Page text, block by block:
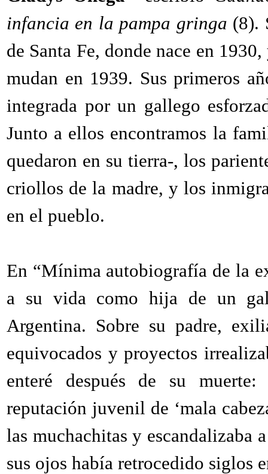
infancia en la pampa gringa (8).
de Santa Fe, donde nace en
mudan en 1939. Sus primeros
integrada por un gallego
Junto a ellos encontramos la
quedaron en su tierra-, los
criollos de la madre, y los
en el pueblo.
En “Mínima autobiografía de la
a su vida como hija de un
Argentina. Sobre su padre,
equivocados y proyectos
enteré después de su
reputación juvenil de ‘mala
las muchachitas y escandalizaba
sus ojos había retrocedido siglos